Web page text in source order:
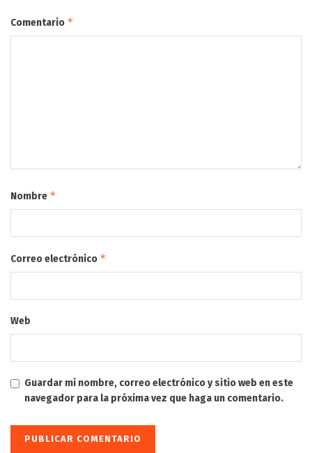
Comentario *
Nombre *
Correo electrónico *
Web
Guardar mi nombre, correo electrónico y sitio web en este
navegador para la próxima vez que haga un comentario.